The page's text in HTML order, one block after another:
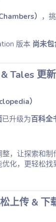
） ，
版本 尚未包
Tales 更
）
已升级为百科全
，让探索和制
化，更轻松找
上传 & 下